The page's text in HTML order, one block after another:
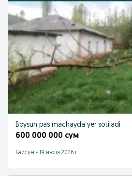
Boysun pas machayda yer sotiladi
600 000 000 сум
Байсун - 19 июля 2026 г.